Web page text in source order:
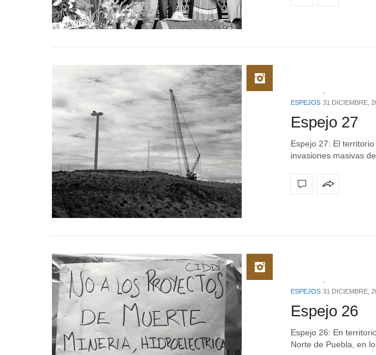
ESPEJOS 31 DICIEMBRE,
Espejo 27
Espejo 27: El
invasiones masivas
ESPEJOS 31 DICIEMBRE,
Espejo 26
Espejo 26: En
Norte de Puebla, en